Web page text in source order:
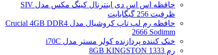
حافظه اس اس دی اینترنال کینگ مکس مدل SIV
ظرفیت 256 گیگابایت
حافظه رم لپ تاپ کروشیال مدل Crucial 4GB DDR4
2666 Sodimm
خنک کننده پردازنده کولر مستر مدل i70C
رم 1333 8GB KINGSTON